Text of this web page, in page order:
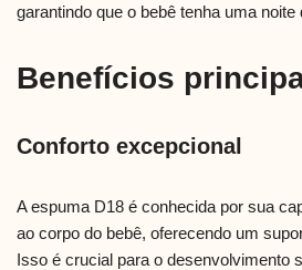
garantindo que o bebê tenha uma noite
Benefícios
Conforto excepcional
A espuma D18 é conhecida por sua
ao corpo do bebê, oferecendo um
Isso é crucial para o desenvolvimento